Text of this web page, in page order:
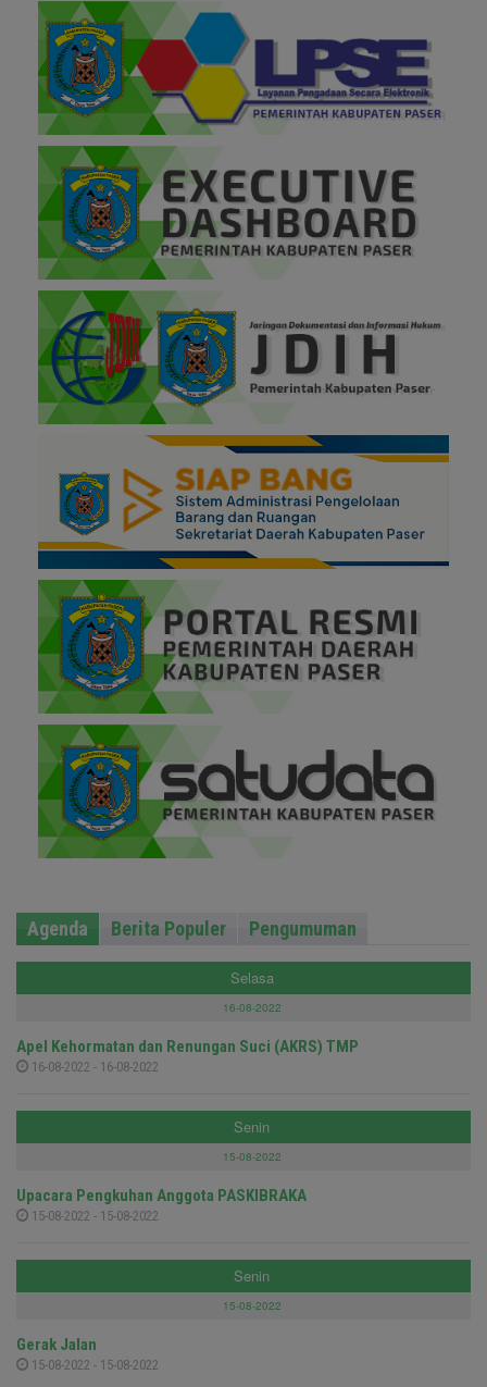
Agenda Berita Populer Pengumuman
Selasa
16-08-2022
Apel Kehormatan dan Renungan Suci (AKRS) TMP
16-08-2022 - 16-08-2022
Senin
15-08-2022
Upacara Pengkuhan Anggota PASKIBRAKA
15-08-2022 - 15-08-2022
Senin
15-08-2022
Gerak Jalan
15-08-2022 - 15-08-2022